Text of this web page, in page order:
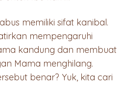
memiliki sifat kanibal.
mempengaruhi
kandung dan membuat
Mama menghilang.
benar? Yuk, kita cari